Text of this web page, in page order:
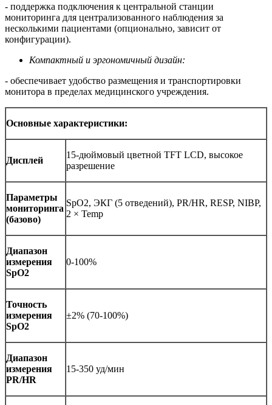
- поддержка подключения к центральной станции
мониторинга для централизованного наблюдения за
несколькими пациентами (опционально, зависит от
конфигурации).
Компактный и эргономичный дизайн:
- обеспечивает удобство размещения и транспортировки
монитора в пределах медицинского учреждения.
Основные характеристики:
Дисплей
15-дюймовый цветной TFT LCD, высокое
разрешение
Параметры
мониторинга
(базово)
SpO2, ЭКГ (5 отведений), PR/HR, RESP, NIBP,
2 × Temp
Диапазон
измерения
SpO2
0-100%
Точность
измерения
SpO2
±2% (70-100%)
Диапазон
измерения
PR/HR
15-350 уд/мин